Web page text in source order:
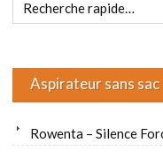
Aspirateur sans sac
Rowenta – Silence